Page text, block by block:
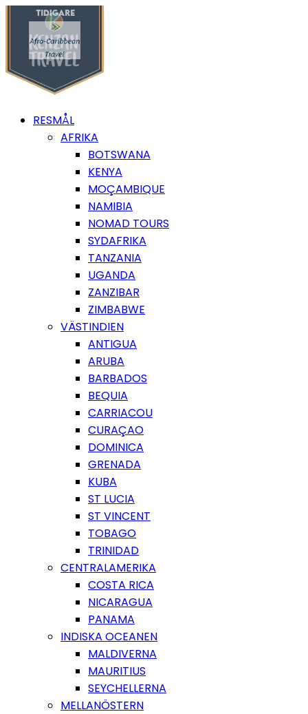
RESMÅL
AFRIKA
BOTSWANA
KENYA
MOÇAMBIQUE
NAMIBIA
NOMAD TOURS
SYDAFRIKA
TANZANIA
UGANDA
ZANZIBAR
ZIMBABWE
VÄSTINDIEN
ANTIGUA
ARUBA
BARBADOS
BEQUIA
CARRIACOU
CURAÇAO
DOMINICA
GRENADA
KUBA
ST LUCIA
ST VINCENT
TOBAGO
TRINIDAD
CENTRALAMERIKA
COSTA RICA
NICARAGUA
PANAMA
INDISKA OCEANEN
MALDIVERNA
MAURITIUS
SEYCHELLERNA
MELLANÖSTERN